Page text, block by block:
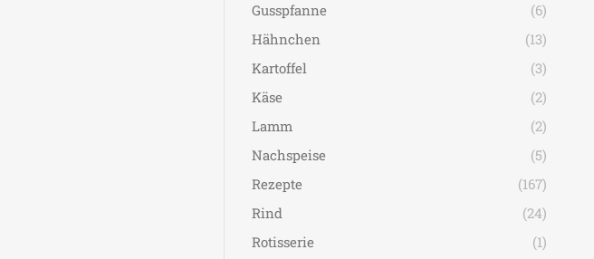
Gusspfanne
(6)
Hähnchen
(13)
Kartoffel
(3)
Käse
(2)
Lamm
(2)
Nachspeise
(5)
Rezepte
(167)
Rind
(24)
Rotisserie
(1)